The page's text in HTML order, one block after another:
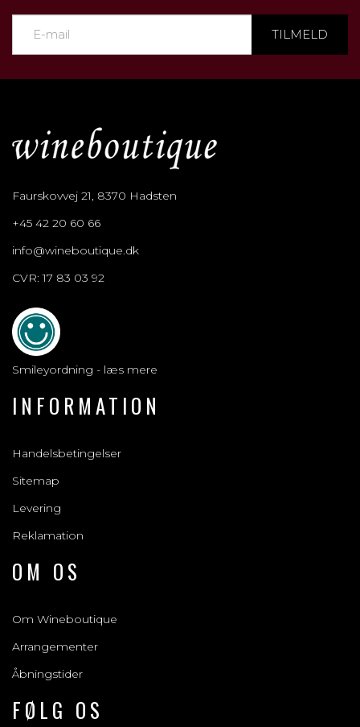
TILMELD
Faurskovvej 21, 8370 Hadsten
+45 42 20 60 66
info@wineboutique.dk
CVR: 17 83 03 92
Smileyordning - læs mere
INFORMATION
Handelsbetingelser
Sitemap
Levering
Reklamation
OM OS
Om Wineboutique
Arrangementer
Åbningstider
FØLG OS